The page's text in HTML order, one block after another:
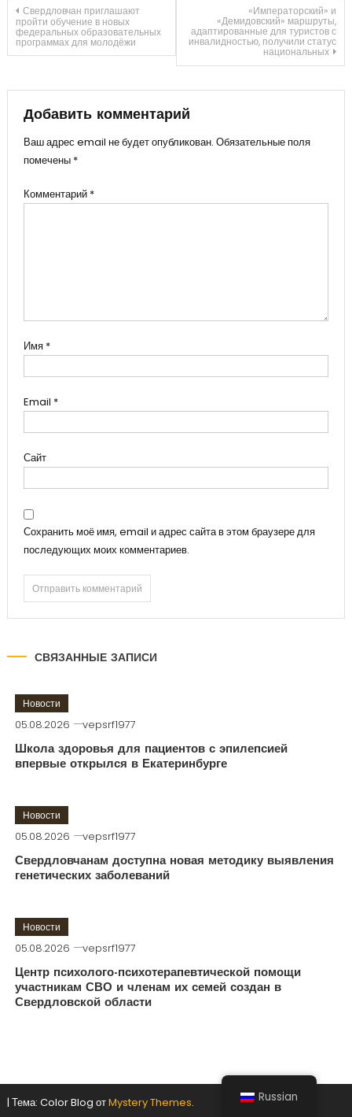
Навигация
по
записям
Свердловчан приглашают
пройти обучение в новых
федеральных образовательных
программах для молодёжи
«Императорский» и
«Демидовский» маршруты,
адаптированные для туристов с
инвалидностью, получили статус
национальных
Добавить комментарий
Ваш адрес email не будет опубликован. Обязательные поля
помечены *
Комментарий *
Имя *
Email *
Сайт
Сохранить моё имя, email и адрес сайта в этом браузере для
последующих моих комментариев.
СВЯЗАННЫЕ ЗАПИСИ
Новости
05.08.2026 vepsrf1977
Школа здоровья для пациентов с эпилепсией
впервые открылся в Екатеринбурге
Новости
05.08.2026 vepsrf1977
Свердловчанам доступна новая методику выявления
генетических заболеваний
Новости
05.08.2026 vepsrf1977
Центр психолого-психотерапевтической помощи
участникам СВО и членам их семей создан в
Свердловской области
| Тема: Color Blog отMystery Themes. Russian